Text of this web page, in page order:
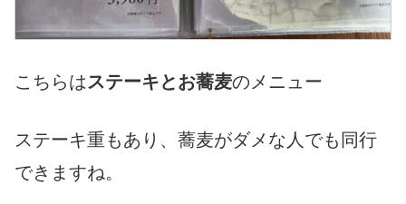
こちらはステーキとお蕎麦のメニュー
ステーキ重もあり、蕎麦がダメな人でも同行
できますね。